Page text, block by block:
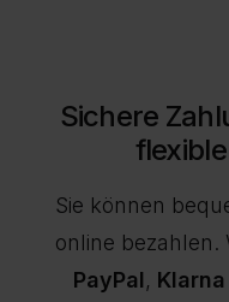
erscheinen;
ist kein Gutschein
dafür gelten die
des Shops.
Sichere
Sie können
online bezahlen.
PayPal,